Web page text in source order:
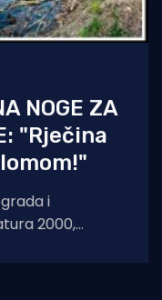
NOGE ZA
"Rječina
i
2000,